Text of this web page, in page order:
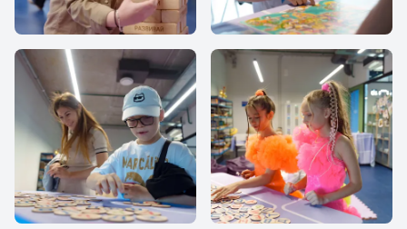
IThub school IThub school